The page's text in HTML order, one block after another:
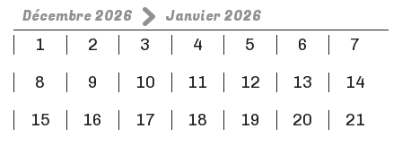
Décembre 2026
Janvier 2026
1
2 3 4 5 6
7
8
9 10 11 12 13
14
15
16 17 18 19 20
21